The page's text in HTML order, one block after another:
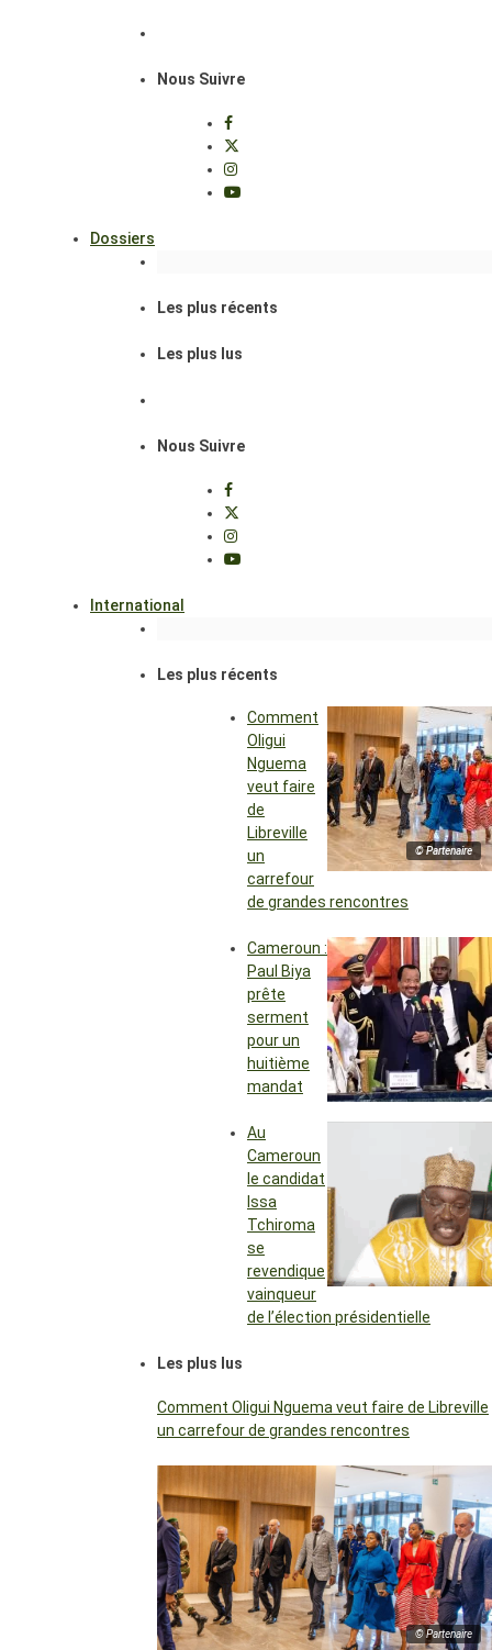
Nous Suivre
Dossiers
Les plus récents
Les plus lus
Nous Suivre
International
Les plus récents
© Partenaire
Comment
Oligui
Nguema
veut faire
de
Libreville
un
carrefour
de grandes rencontres
Cameroun :
Paul Biya
prête
serment
pour un
huitième
mandat
Au
Cameroun
le candidat
Issa
Tchiroma
se
revendique
vainqueur
de l’élection présidentielle
Les plus lus
Comment Oligui Nguema veut faire de Libreville
un carrefour de grandes rencontres
© Partenaire